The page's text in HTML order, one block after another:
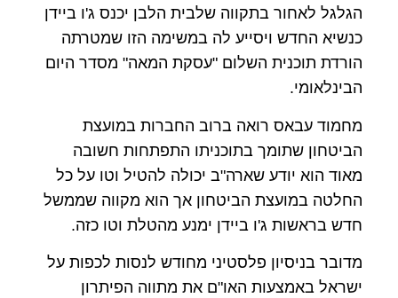
הגלגל לאחור בתקווה שלבית הלבן יכנס ג'ו ביידן
כנשיא החדש ויסייע לה במשימה הזו שמטרתה
הורדת תוכנית השלום "עסקת המאה" מסדר היום
הבינלאומי.
מחמוד עבאס רואה ברוב החברות במועצת
הביטחון שתומך בתוכניתו התפתחות חשובה
מאוד הוא יודע שארה"ב יכולה להטיל וטו על כל
החלטה במועצת הביטחון אך הוא מקווה שממשל
חדש בראשות ג'ו ביידן ימנע מהטלת וטו כזה.
מדובר בניסיון פלסטיני מחודש לנסות לכפות על
ישראל באמצעות האו"ם את מתווה הפיתרון